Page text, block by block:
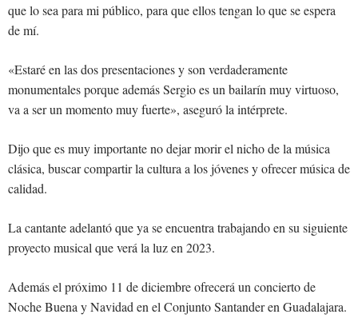
que lo sea para mi público, para que ellos tengan lo que se espera
de mí.
«Estaré en las dos presentaciones y son verdaderamente
monumentales porque además Sergio es un bailarín muy virtuoso,
va a ser un momento muy fuerte», aseguró la intérprete.
Dijo que es muy importante no dejar morir el nicho de la música
clásica, buscar compartir la cultura a los jóvenes y ofrecer música de
calidad.
La cantante adelantó que ya se encuentra trabajando en su siguiente
proyecto musical que verá la luz en 2023.
Además el próximo 11 de diciembre ofrecerá un concierto de
Noche Buena y Navidad en el Conjunto Santander en Guadalajara.